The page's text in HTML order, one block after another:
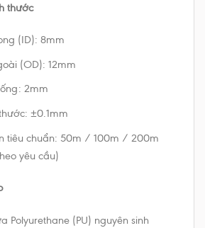
thước
(ID): 8mm
(OD): 12mm
2mm
±0.1mm
tiêu chuẩn: 50m / 100m / 200m
yêu cầu)
Polyurethane (PU) nguyên sinh